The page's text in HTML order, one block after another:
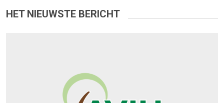
HET NIEUWSTE BERICHT